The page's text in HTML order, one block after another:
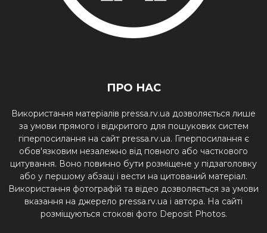
ПРО НАС
Використання матеріалів pressa.rv.ua дозволяється лише
за умови прямого і відкритого для пошукових систем
гіперпосилання на сайт pressa.rv.ua. Гіперпосилання є
обов'язковим незалежно від повного або часткового
цитування. Воно повинно бути розміщене у підзаголовку
або у першому абзаці і вести на цитований матеріал.
Використання фотографій та відео дозволяється за умови
вказання на джерело pressa.rv.ua і автора. На сайті
розміщуються стокові фото Deposit Photos.